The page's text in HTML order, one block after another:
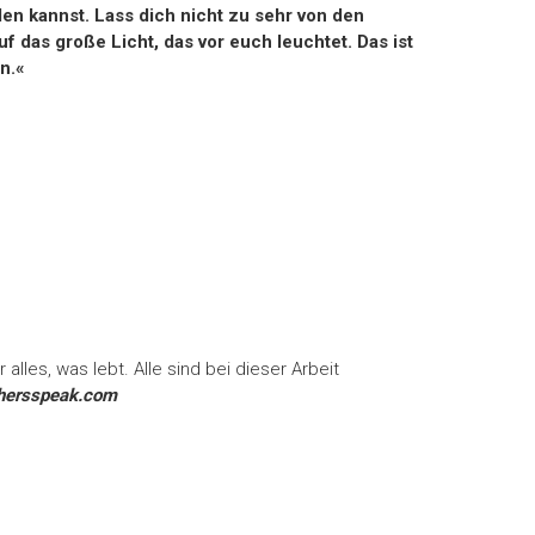
kannst. Lass dich nicht zu sehr von den
das große Licht, das vor euch leuchtet. Das ist
was lebt. Alle sind bei dieser Arbeit